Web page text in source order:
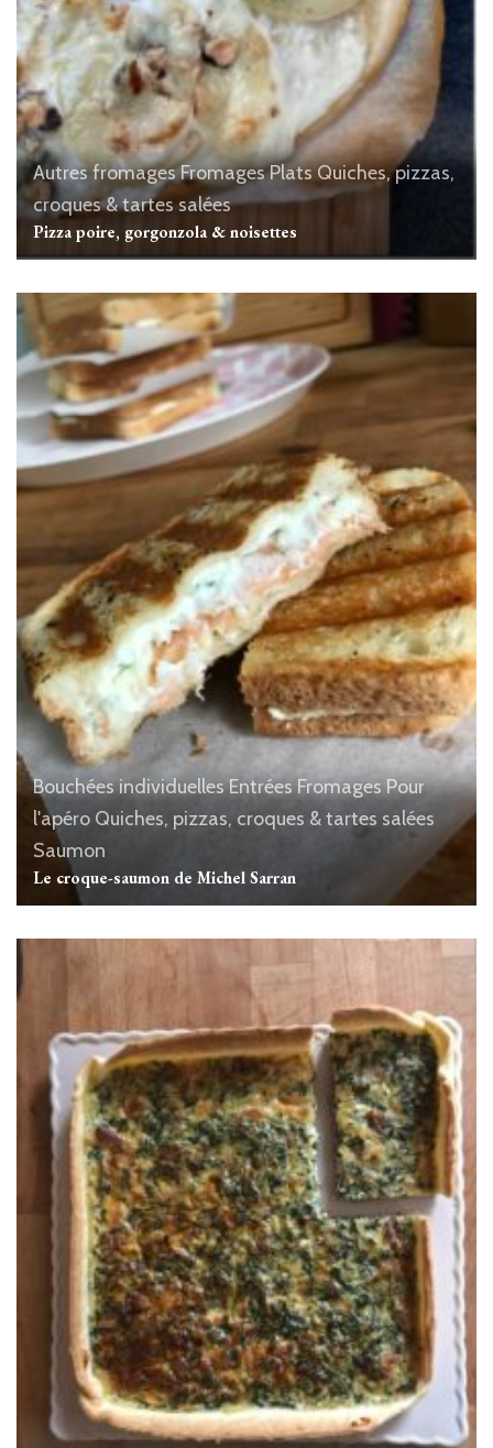
Autres fromagesFromagesPlatsQuiches, pizzas,
croques & tartes salées
Pizza poire, gorgonzola & noisettes
Bouchées individuellesEntréesFromagesPour
l'apéro Quiches, pizzas, croques & tartes salées
Saumon
Le croque-saumon de Michel Sarran